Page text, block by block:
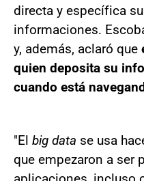
directa y específica
informaciones.
y, además, aclaró que
quien deposita su
cuando está
"El big data se usa
que empezaron a ser